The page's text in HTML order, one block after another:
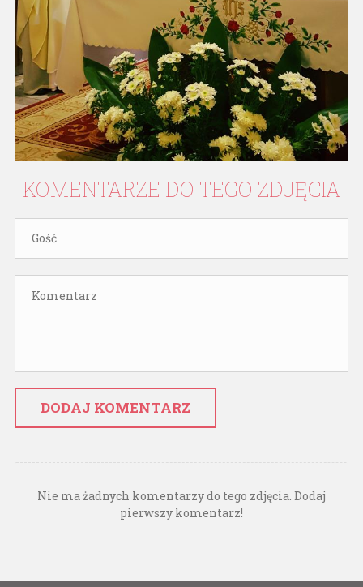
KOMENTARZE DO TEGO ZDJĘCIA
DODAJ KOMENTARZ
Nie ma żadnych komentarzy do tego zdjęcia. Dodaj
pierwszy komentarz!